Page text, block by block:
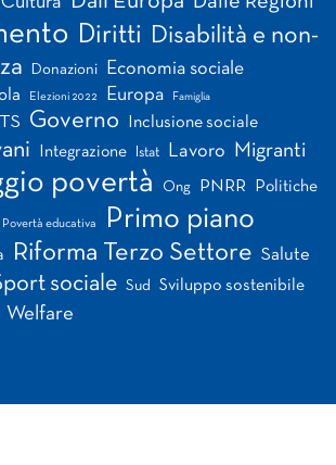
Diritti Disabilità e non-
Donazioni Economia sociale
Elezioni 2022 Europa Famiglia
Governo Inclusione sociale
Integrazione Istat Lavoro Migranti
povertà Ong PNRR Politiche
Povertà educativa Primo piano
Riforma Terzo Settore Salute
sociale Sud Sviluppo sostenibile
Welfare